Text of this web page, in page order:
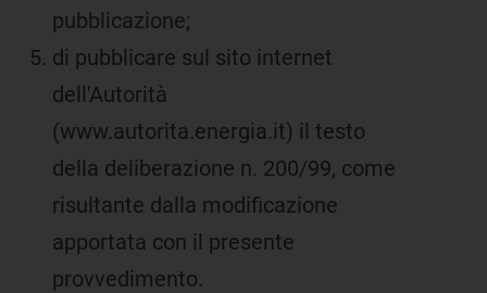
pubblicazione;
di pubblicare sul sito internet
dell'Autorità
(www.autorita.energia.it) il testo
della deliberazione n. 200/99, come
risultante dalla modificazione
apportata con il presente
provvedimento.